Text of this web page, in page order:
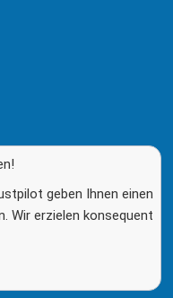
geben Ihnen einen
Wir erzielen konsequent